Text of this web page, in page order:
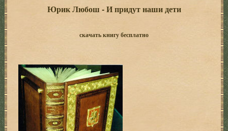
Юрик Любош - И придут наши дети
скачать книгу бесплатно